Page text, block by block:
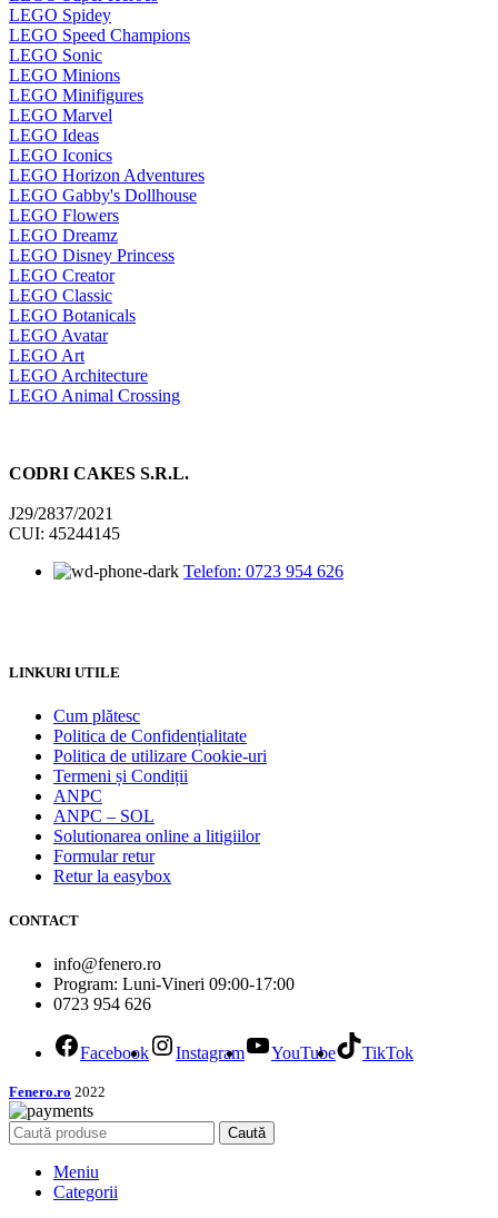
LEGO Spidey
LEGO Speed Champions
LEGO Sonic
LEGO Minions
LEGO Minifigures
LEGO Marvel
LEGO Ideas
LEGO Iconics
LEGO Horizon Adventures
LEGO Gabby's Dollhouse
LEGO Flowers
LEGO Dreamz
LEGO Disney Princess
LEGO Creator
LEGO Classic
LEGO Botanicals
LEGO Avatar
LEGO Art
LEGO Architecture
LEGO Animal Crossing
CODRI CAKES S.R.L.
J29/2837/2021
CUI: 45244145
Telefon: 0723 954 626
LINKURI UTILE
Cum plătesc
Politica de Confidențialitate
Politica de utilizare Cookie-uri
Termeni și Condiții
ANPC
ANPC – SOL
Solutionarea online a litigiilor
Formular retur
Retur la easybox
CONTACT
info@fenero.ro
Program: Luni-Vineri 09:00-17:00
0723 954 626
Facebook Instagram YouTube TikTok
Fenero.ro 2022
Caută
Meniu
Categorii